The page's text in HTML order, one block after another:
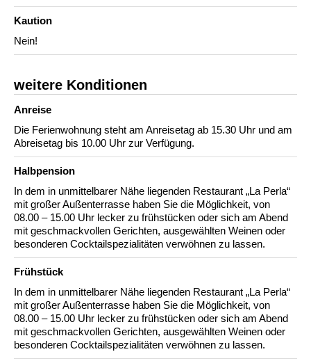
Kaution
Nein!
weitere Konditionen
Anreise
Die Ferienwohnung steht am Anreisetag ab 15.30 Uhr und am
Abreisetag bis 10.00 Uhr zur Verfügung.
Halbpension
In dem in unmittelbarer Nähe liegenden Restaurant „La Perla“
mit großer Außenterrasse haben Sie die Möglichkeit, von
08.00 – 15.00 Uhr lecker zu frühstücken oder sich am Abend
mit geschmackvollen Gerichten, ausgewählten Weinen oder
besonderen Cocktailspezialitäten verwöhnen zu lassen.
Frühstück
In dem in unmittelbarer Nähe liegenden Restaurant „La Perla“
mit großer Außenterrasse haben Sie die Möglichkeit, von
08.00 – 15.00 Uhr lecker zu frühstücken oder sich am Abend
mit geschmackvollen Gerichten, ausgewählten Weinen oder
besonderen Cocktailspezialitäten verwöhnen zu lassen.